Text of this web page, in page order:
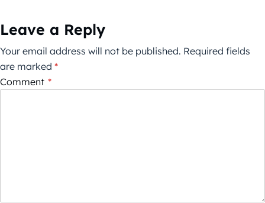
Leave a Reply
Your email address will not be published. Required fields
are marked *
Comment *